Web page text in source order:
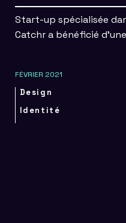
Start-up spécialisée
Catchr a bénéficié
FÉVRIER 2021
Design
Identité